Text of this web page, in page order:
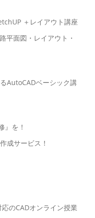
＋レイアウト講座
平面図・レイアウト・
AutoCADベーシック講
』を！
成サービス！
のCADオンライン授業